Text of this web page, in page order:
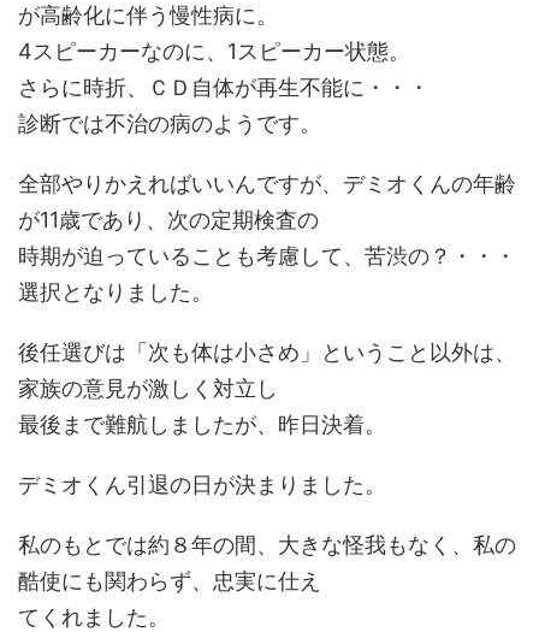
が高齢化に伴う慢性病に。
4スピーカーなのに、1スピーカー状態。
さらに時折、ＣＤ自体が再生不能に・・・
診断では不治の病のようです。
全部やりかえればいいんですが、デミオくんの年齢
が11歳であり、次の定期検査の
時期が迫っていることも考慮して、苦渋の？・・・
選択となりました。
後任選びは「次も体は小さめ」ということ以外は、
家族の意見が激しく対立し
最後まで難航しましたが、昨日決着。
デミオくん引退の日が決まりました。
私のもとでは約８年の間、大きな怪我もなく、私の
酷使にも関わらず、忠実に仕え
てくれました。